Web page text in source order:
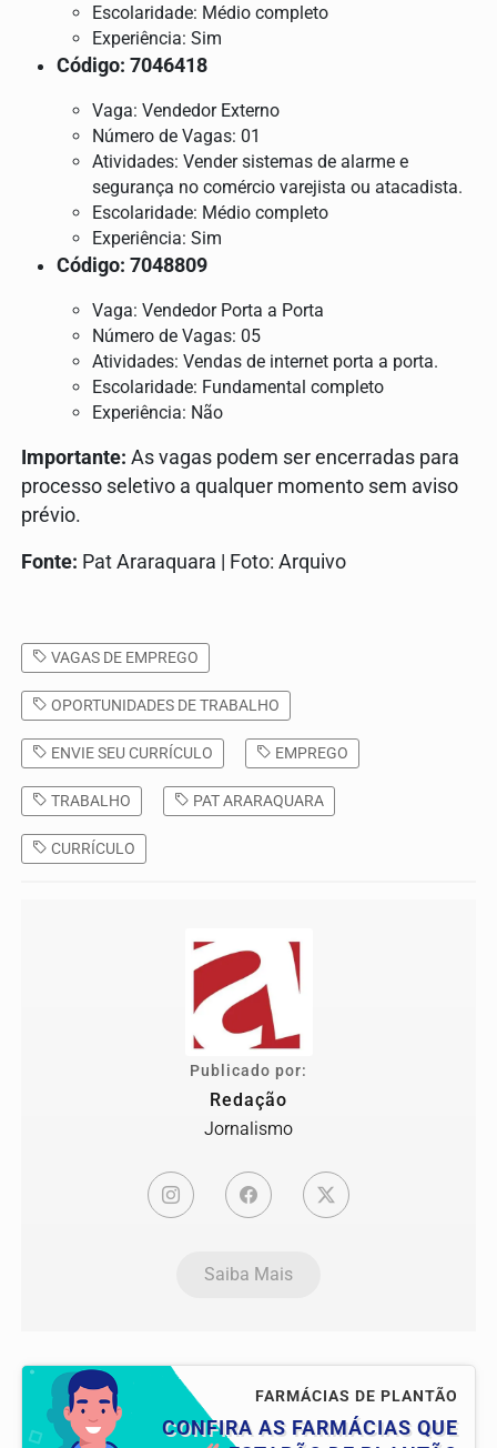
Escolaridade: Médio completo
Experiência: Sim
Código: 7046418
Vaga: Vendedor Externo
Número de Vagas: 01
Atividades: Vender sistemas de alarme e
segurança no comércio varejista ou atacadista.
Escolaridade: Médio completo
Experiência: Sim
Código: 7048809
Vaga: Vendedor Porta a Porta
Número de Vagas: 05
Atividades: Vendas de internet porta a porta.
Escolaridade: Fundamental completo
Experiência: Não
Importante: As vagas podem ser encerradas para
processo seletivo a qualquer momento sem aviso
prévio.
Fonte: Pat Araraquara | Foto: Arquivo
VAGAS DE EMPREGO
OPORTUNIDADES DE TRABALHO
ENVIE SEU CURRÍCULO EMPREGO
TRABALHO PAT ARARAQUARA
CURRÍCULO
Publicado por:
Redação
Jornalismo
Saiba Mais
FARMÁCIAS DE PLANTÃO
CONFIRA AS FARMÁCIAS QUE